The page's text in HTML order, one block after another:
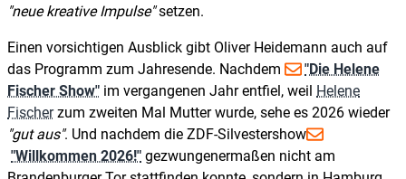
neue kreative Impulse setzen.
Einen vorsichtigen Ausblick gibt Oliver Heidemann auch auf
das Programm zum Jahresende. Nachdem
"Die Helene
Fischer Show" im vergangenen Jahr entfiel, weil Helene
Fischerzum zweiten Mal Mutter wurde, sehe es 2026 wieder
gut aus . Und nachdem die ZDF-Silvestershow
"Willkommen 2026!" gezwungenermaßen nicht am